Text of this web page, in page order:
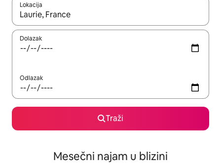
Lokacija
Kad su rezultati dostupni, možete da se krećete kroz njih
Dolazak
Odlazak
Traži
Mesečni najam u blizini